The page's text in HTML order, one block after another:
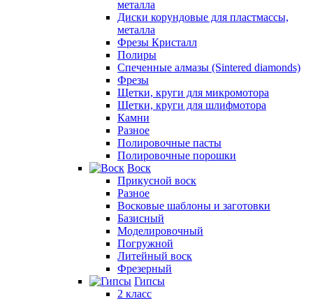
металла
Диски корундовые для пластмассы,
металла
Фрезы Кристалл
Полиры
Спеченные алмазы (Sintered diamonds)
Фрезы
Щетки, круги для микромотора
Щетки, круги для шлифмотора
Камни
Разное
Полировочные пасты
Полировочные порошки
Воск
Прикусной воск
Разное
Восковые шаблоны и заготовки
Базисный
Моделировочный
Погружной
Литейный воск
Фрезерный
Гипсы
2 класс